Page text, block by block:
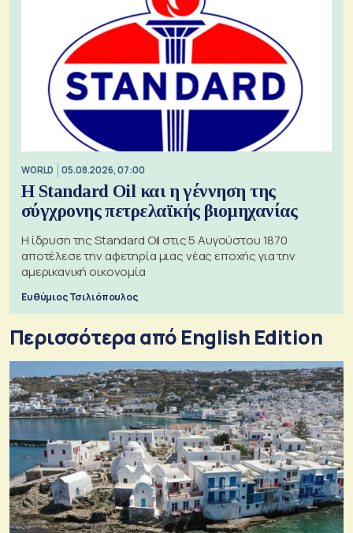
WORLD 05.08.2026, 07:00
Η Standard Oil και η γέννηση της
σύγχρονης πετρελαϊκής βιομηχανίας
Η ίδρυση της Standard Oil στις 5 Αυγούστου 1870
αποτέλεσε την αφετηρία μιας νέας εποχής για την
αμερικανική οικονομία
Ευθύμιος Τσιλιόπουλος
Περισσότερα από English Edition